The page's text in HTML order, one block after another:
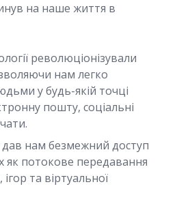
на наше життя в
революціонізували
нам легко
у будь-якій точці
пошту, соціальні
дав нам безмежний доступ
як потокове передавання
та віртуальної